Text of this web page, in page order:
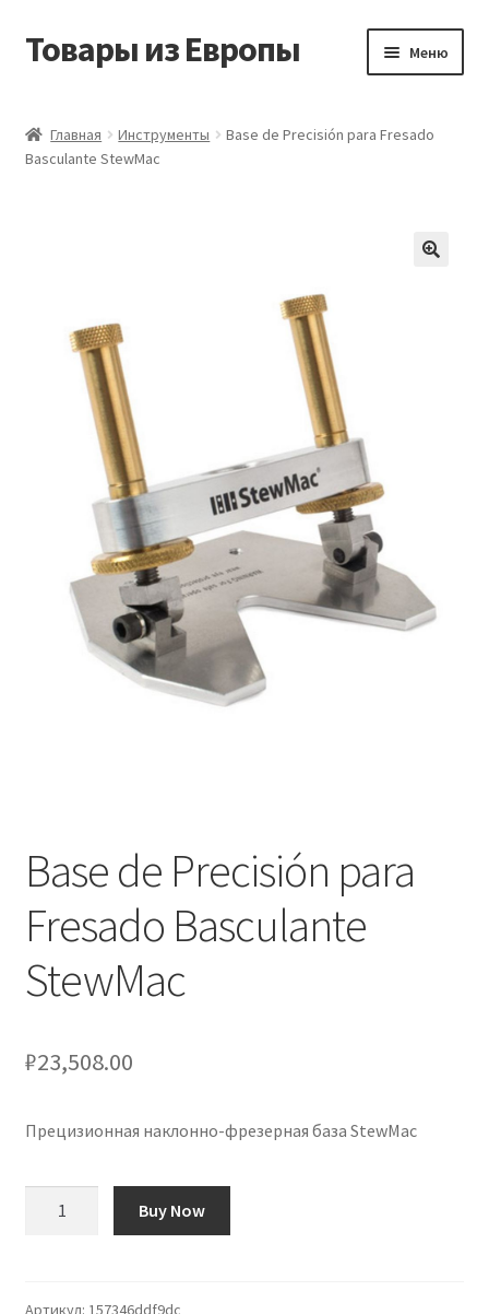
Перейти
Перейти
Товары из Европы Меню
Виды доставки
Корзина
Мой аккаунт
Оставить отзыв
Оформление заказа
Подтверждение заказа
Скидки
Сотрудничество
Главная Инструменты
Base de Precisión para Fresado
Basculante StewMac
Base de Precisión para
Fresado Basculante
StewMac
₽23,508.00
Прецизионная наклонно-фрезерная база StewMac
Precisión
Buy Now
Артикул: 157346ddf9dc